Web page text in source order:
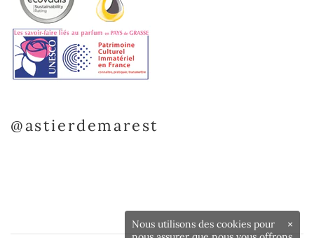
@astierdemarest
×
Nous utilisons des cookies pour